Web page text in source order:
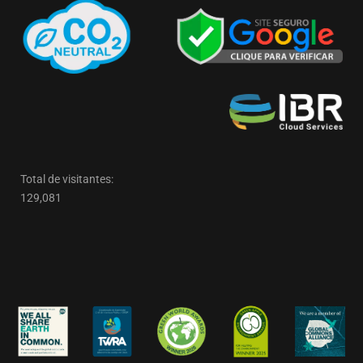
Total de visitantes:
129,081